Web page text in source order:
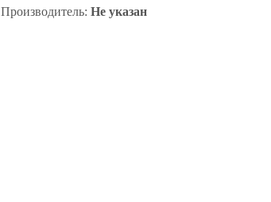
Производитель: Не указан